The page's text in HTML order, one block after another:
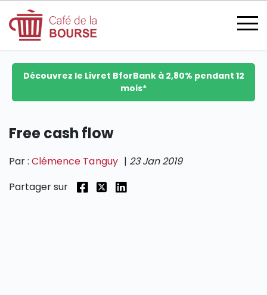
Découvrez le Livret BforBank à 2,80% pendant 12
mois*
Free cash flow
Par :Clémence Tanguy | 23 Jan 2019
Partager sur